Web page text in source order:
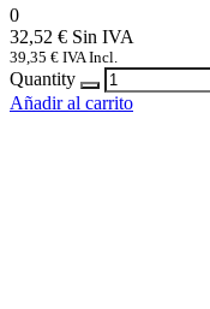
0
32,52 €
39,35 € IVA Incl.
Quantity
Añadir al carrito